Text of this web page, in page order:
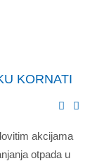
KORNATI
akcijama
otpada u